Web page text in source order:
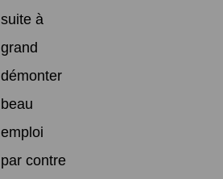
suite à
grand
démonter
beau
emploi
par contre